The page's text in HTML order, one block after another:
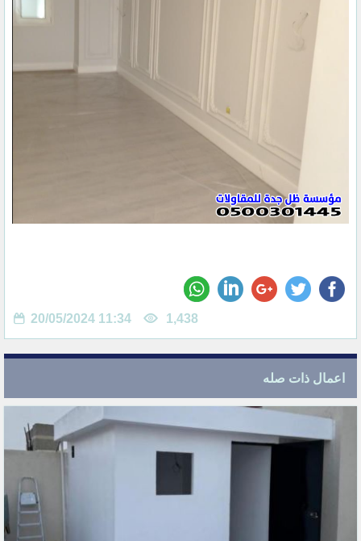
20/05/2024 11:34 1,438
اعمال ذات صله